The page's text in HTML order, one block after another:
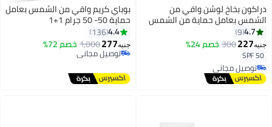
دراكون بخاخ لوشن واقي من
الشمس بعامل حماية من الشمس
50، 200 مل4.7
9
جنيه227
300 خصم 24%
SPF 50
توصيل مجاني
توصيل مجاني
بوباي كريم واقي من الشمس بعامل
حماية 50- 50 جرام 1+1
4.4
136
جنيه277
1,000خصم 72%
توصيل مجاني
توصيل مجاني